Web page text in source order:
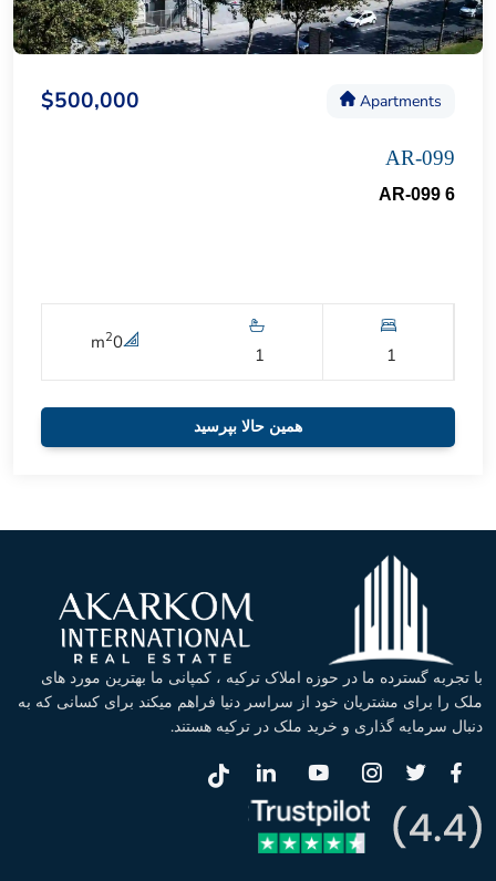
Apartments
$500,000
AR-099
AR-099 6
1
1
0
m2
همین حالا بپرسید
با تجربه گسترده ما در حوزه املاک ترکیه ، کمپانی ما بهترین مورد های
ملک را برای مشتریان خود از سراسر دنیا فراهم میکند برای کسانی که به
دنبال سرمایه گذاری و خرید ملک در ترکیه هستند.